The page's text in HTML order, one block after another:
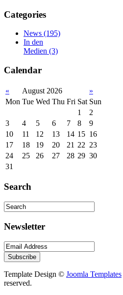
Categories
News (195)
In den
Medien (3)
Calendar
« August 2026
»
Mon Tue Wed Thu Fri Sat Sun
1
2
3
4 5 6 7 8
9
10
11 12 13 14 15 16
17
18 19 20 21 22 23
24
25 26 27 28 29 30
31
Search
Newsletter
Template Design © Joomla Templates
reserved.